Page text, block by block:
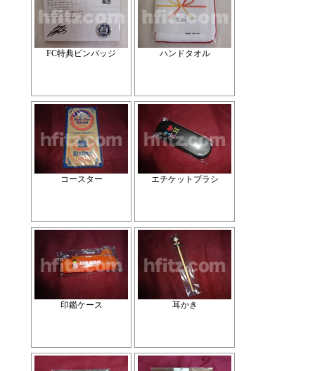
FC特典ピンバッジ ハンドタオル
コースター エチケットブラシ
印鑑ケース 耳かき